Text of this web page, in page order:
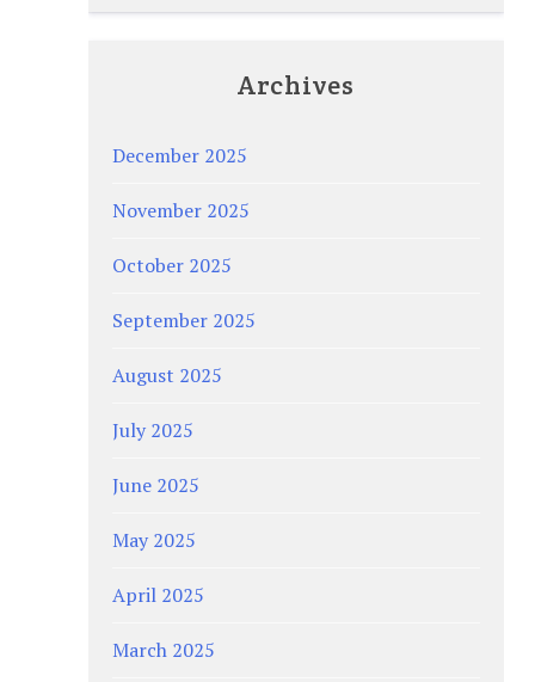
Archives
December 2025
November 2025
October 2025
September 2025
August 2025
July 2025
June 2025
May 2025
April 2025
March 2025